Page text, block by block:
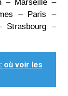
– Marseille –
– Paris –
Strasbourg –
où voir les